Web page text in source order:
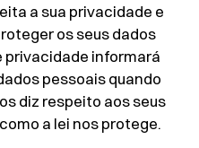
a sua privacidade e
os seus dados
privacidade informará
pessoais quando
diz respeito aos seus
a lei nos protege.